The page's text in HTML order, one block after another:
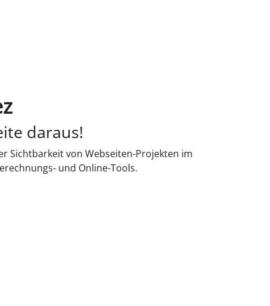
daraus!
Sichtbarkeit von Webseiten-Projekten im
und Online-Tools.